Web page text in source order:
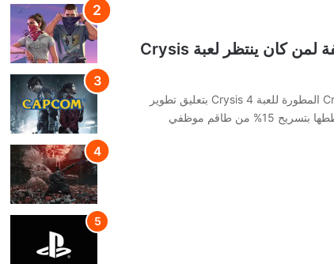
تفاصيل مؤسفة لمن كان ينتظر لعبة Crysis
أعلنت شركة Crytek المطورة للعبة Crysis 4 بتعليق تطوير
اللعبة ريثما تنفذ خططها بتسريح 15% من طاقم موظفي